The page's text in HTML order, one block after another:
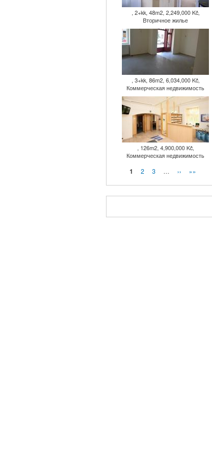
, 2+kk, 48m2, 2,249,000 Kč,
Вторичное жилье
, 3+kk, 86m2, 6,034,000 Kč,
Коммерческая недвижимость
, 126m2, 4,900,000 Kč,
Коммерческая недвижимость
Страницы
1 2 3 … ›› »»